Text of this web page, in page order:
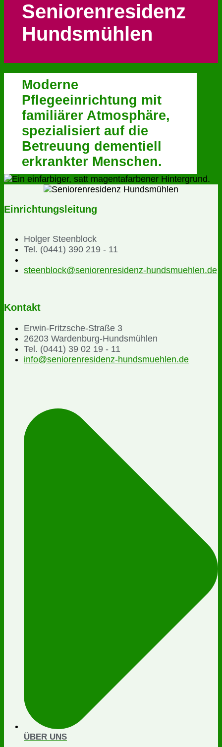
Seniorenresidenz
Hundsmühlen
Moderne
Pflegeeinrichtung mit
familiärer Atmosphäre,
spezialisiert auf die
Betreuung dementiell
erkrankter Menschen.
Einrichtungsleitung
Holger Steenblock
Tel. (0441) 390 219 - 11
steenblock@seniorenresidenz-hundsmuehlen.de
Kontakt
Erwin-Fritzsche-Straße 3
26203 Wardenburg-Hundsmühlen
Tel. (0441) 39 02 19 - 11
info@seniorenresidenz-hundsmuehlen.de
ÜBER UNS